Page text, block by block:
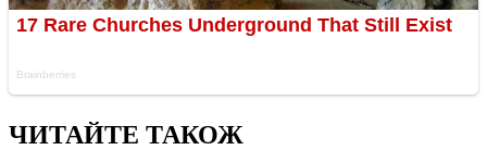
ЧИТАЙТЕ ТАКОЖ